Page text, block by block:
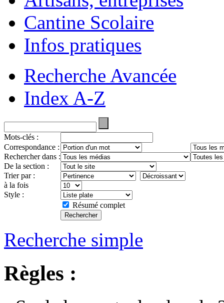
Cantine Scolaire
Infos pratiques
Recherche Avancée
Index A-Z
Mots-clés :
Correspondance :
Rechercher dans :
De la section :
Trier par :
à la fois
Style :
Résumé complet
Recherche simple
Règles :